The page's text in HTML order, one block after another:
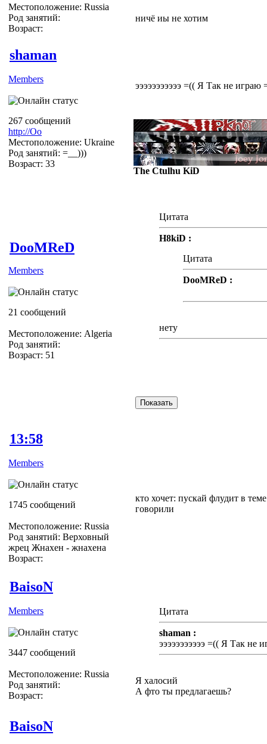
Местоположение: Russia
Род занятий:
Возраст:
ничё иы не хотим
shaman
Members
267 сообщений
http://Оо
Местоположение: Ukraine
Род занятий: =__)))
Возраст: 33
эээээээээээ =(( Я Так не
The Ctulhu KiD
DooMReD
Members
21 сообщений
Местоположение: Algeria
Род занятий:
Возраст: 51
Цитата
H8kiD :
Цитата
DooMReD :
нету
13:58
Members
1745 сообщений
Местоположение: Russia
Род занятий: Верховный
жрец Жнахен - жнахена
Возраст:
кто хочет: пускай флудит в
говорили
BaisoN
Members
3447 сообщений
Местоположение: Russia
Род занятий:
Возраст:
Цитата
shaman :
эээээээээээ =(( Я Так не
Я халосий
А фто ты предлагаешь?
BaisoN